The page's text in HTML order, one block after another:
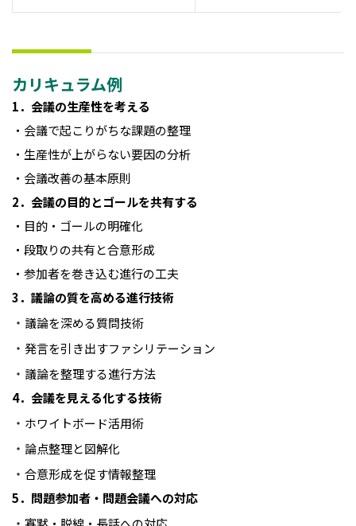
カリキュラム例
1．会議の生産性を考える
・会議で起こりがちな課題の整理
・生産性が上がらない要因の分析
・会議改善の基本原則
2．会議の目的とゴールを共有する
・目的・ゴールの明確化
・段取りの共有と合意形成
・参加者を巻き込む進行の工夫
3．議論の質を高める進行技術
・ 議論を深める質問技術
・ 発言を引き出すファシリテーション
・ 議論を整理する進行方法
4．会議を見える化する技術
・ ホワイトボード活用術
・ 論点整理と図解化
・ 合意形成を促す情報整理
5．問題参加者・問題会議への対応